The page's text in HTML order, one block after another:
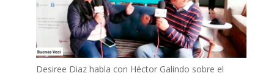
Desiree Diaz habla con Héctor Galindo sobre el